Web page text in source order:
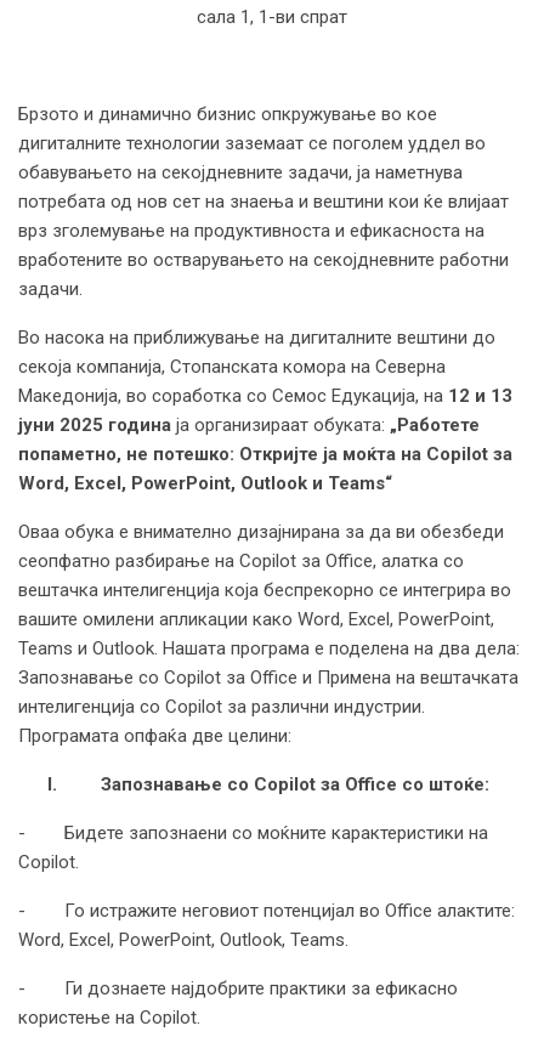
сала 1, 1-ви спрат
Брзото и динамично бизнис опкружување во кое
дигиталните технологии заземаат се поголем уддел во
обавувањето на секојдневните задачи, ја наметнува
потребата од нов сет на знаења и вештини кои ќе влијаат
врз зголемување на продуктивноста и ефикасноста на
вработените во остварувањето на секојдневните работни
задачи.
Во насока на приближување на дигиталните вештини до
секоја компанија, Стопанската комора на Северна
Македонија, во соработка со Семос Едукација, на 12 и 13
јуни 2025 година ја организираат обуката: „Работете
попаметно, не потешко: Откријте ја моќта на Copilot за
Word, Excel, PowerPoint, Outlook и Teams“
Оваа обука е внимателно дизајнирана за да ви обезбеди
сеопфатно разбирање на Copilot за Office, алатка со
вештачка интелигенција која беспрекорно се интегрира во
вашите омилени апликации како Word, Excel, PowerPoint,
Teams и Outlook. Нашата програма е поделена на два дела:
Запознавање со Copilot за Office и Примена на вештачката
интелигенција со Copilot за различни индустрии.
Програмата опфаќа две целини:
I. Запознавање со Copilot за Office со штоќе:
- Бидете запознаени со моќните карактеристики на
Copilot.
- Го истражите неговиот потенцијал во Office алактите:
Word, Excel, PowerPoint, Outlook, Teams.
- Ги дознаете најдобрите практики за ефикасно
користење на Copilot.